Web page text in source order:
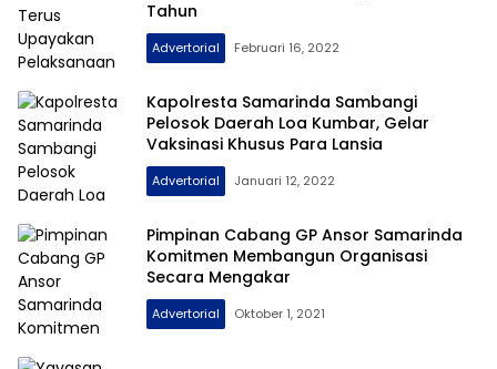
Tahun
Advertorial Februari 16, 2022
Kapolresta Samarinda Sambangi
Pelosok Daerah Loa Kumbar, Gelar
Vaksinasi Khusus Para Lansia
Advertorial Januari 12, 2022
Pimpinan Cabang GP Ansor Samarinda
Komitmen Membangun Organisasi
Secara Mengakar
Advertorial Oktober 1, 2021